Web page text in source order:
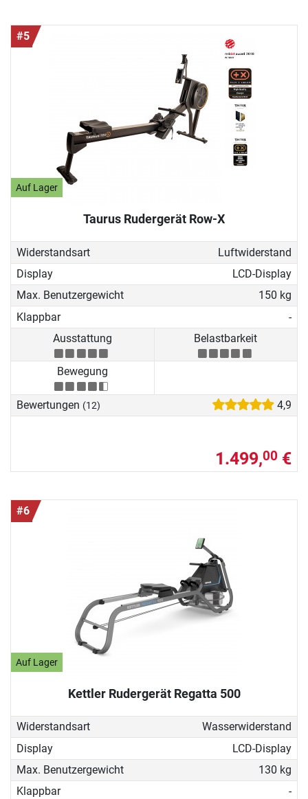
#5
Auf Lager
Taurus Rudergerät Row-X
Widerstandsart
Luftwiderstand
Display
LCD-Display
Max. Benutzergewicht
150 kg
Klappbar
-
Ausstattung
Belastbarkeit
Bewegung
Bewertungen (12) 4,9
1.499,00 €
#6
Auf Lager
Kettler Rudergerät Regatta 500
Widerstandsart
Wasserwiderstand
Display
LCD-Display
Max. Benutzergewicht
130 kg
Klappbar
-